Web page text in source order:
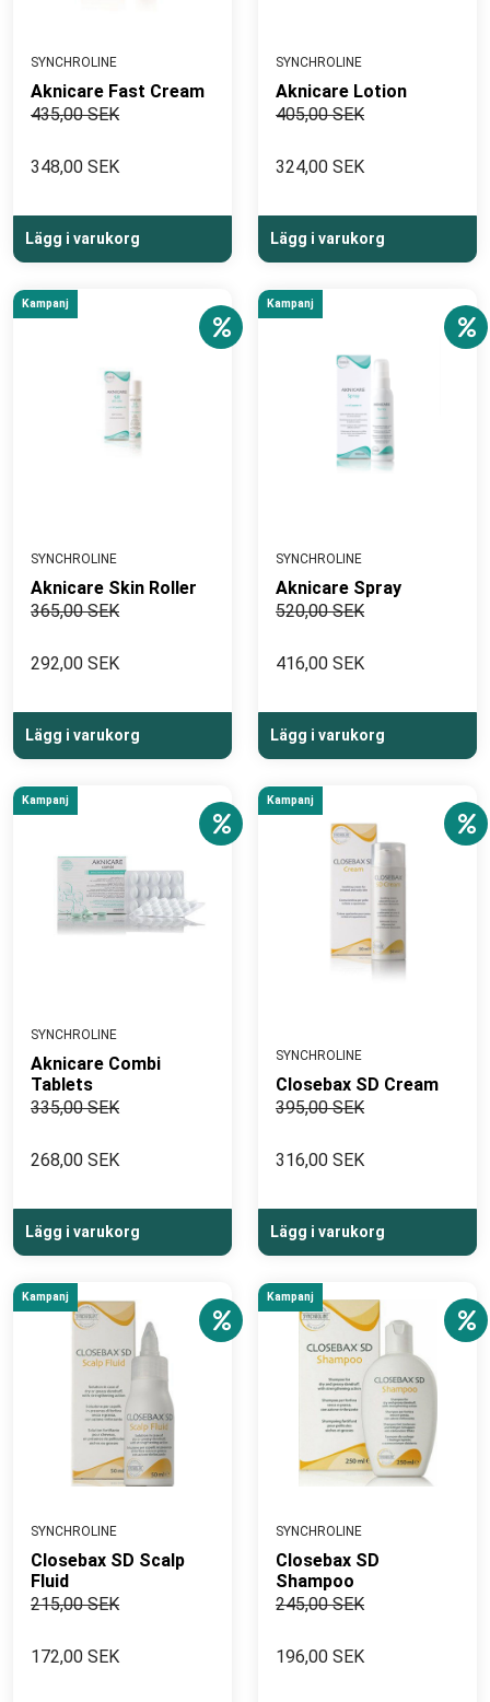
SYNCHROLINE
Aknicare Fast Cream
435,00 SEK
348,00 SEK
Lägg i varukorg
SYNCHROLINE
Aknicare Lotion
405,00 SEK
324,00 SEK
Lägg i varukorg
Kampanj
SYNCHROLINE
Aknicare Skin Roller
365,00 SEK
292,00 SEK
Lägg i varukorg
Kampanj
SYNCHROLINE
Aknicare Spray
520,00 SEK
416,00 SEK
Lägg i varukorg
Kampanj
SYNCHROLINE
Aknicare Combi
Tablets
335,00 SEK
268,00 SEK
Lägg i varukorg
Kampanj
SYNCHROLINE
Closebax SD Cream
395,00 SEK
316,00 SEK
Lägg i varukorg
Kampanj
SYNCHROLINE
Closebax SD Scalp
Fluid
215,00 SEK
172,00 SEK
Kampanj
SYNCHROLINE
Closebax SD
Shampoo
245,00 SEK
196,00 SEK